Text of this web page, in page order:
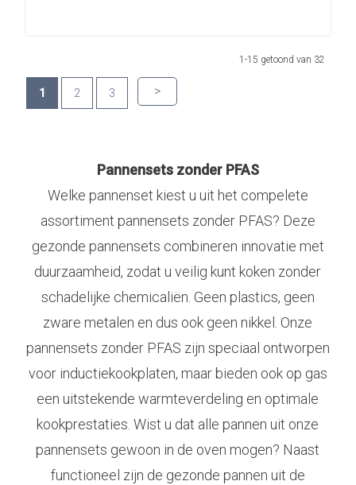
1-15 getoond van 32
1 2 3 >
Pannensets zonder PFAS
Welke pannenset kiest u uit het compelete
assortiment pannensets zonder PFAS? Deze
gezonde pannensets combineren innovatie met
duurzaamheid, zodat u veilig kunt koken zonder
schadelijke chemicaliën. Geen plastics, geen
zware metalen en dus ook geen nikkel. Onze
pannensets zonder PFAS zijn speciaal ontworpen
voor inductiekookplaten, maar bieden ook op gas
een uitstekende warmteverdeling en optimale
kookprestaties. Wist u dat alle pannen uit onze
pannensets gewoon in de oven mogen? Naast
functioneel zijn de gezonde pannen uit de